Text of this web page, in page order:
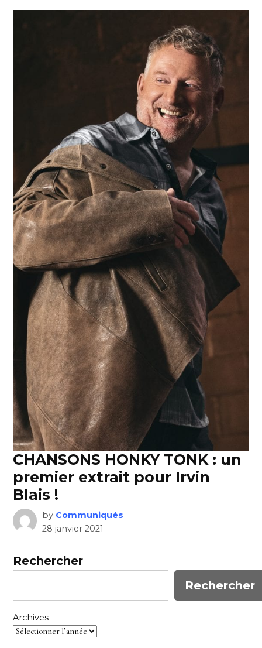
CHANSONS HONKY TONK : un
premier extrait pour Irvin
Blais !
by Communiqués
28 janvier 2021
Rechercher
Rechercher
Archives